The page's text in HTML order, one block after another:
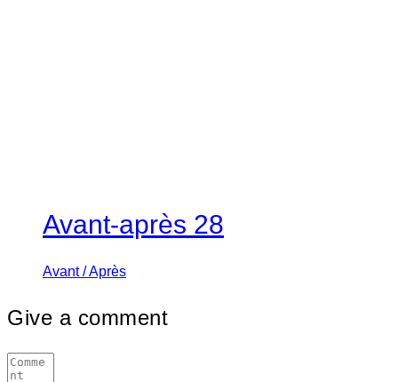
Avant-après 28
Avant / Après
Give a comment